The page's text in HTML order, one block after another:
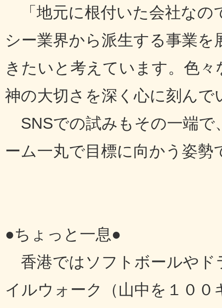
「地元に根付いた会社なの
シー業界から派生する事業
きたいと考えています。色
神の大切さを深く心に刻んで
SNSでの試みもその一端で
ーム一丸で目標に向かう姿
●ちょっと一息●
香港ではソフトボールやド
イルウォーク（山中を１０